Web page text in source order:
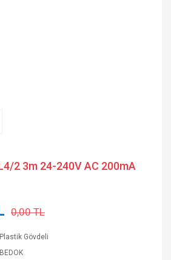
2 3m 24-240V AC 200mA
0,00 TL
Plastik Gövdeli
BEDOK